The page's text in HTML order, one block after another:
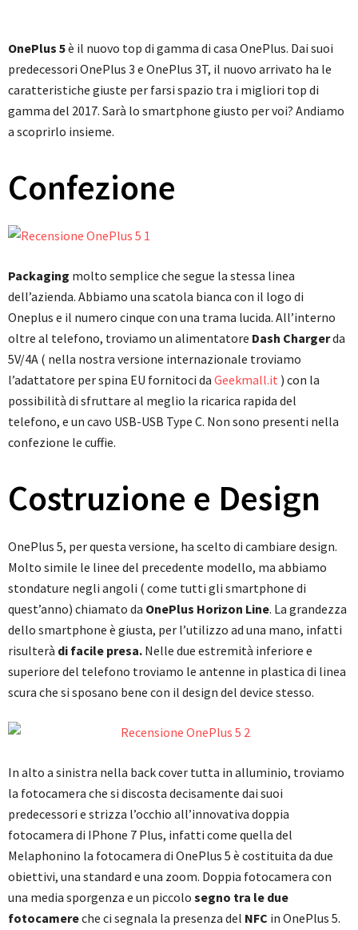
OnePlus 5è il nuovo top di gamma di casa OnePlus. Dai suoi
predecessori OnePlus 3 e OnePlus 3T, il nuovo arrivato ha le
caratteristiche giuste per farsi spazio tra i migliori top di
gamma del 2017. Sarà lo smartphone giusto per voi? Andiamo
a scoprirlo insieme.
Confezione
Packaging molto semplice che segue la stessa linea
dell’azienda. Abbiamo una scatola bianca con il logo di
Oneplus e il numero cinque con una trama lucida. All’interno
oltre al telefono, troviamo un alimentatore Dash Chargerda
5V/4A ( nella nostra versione internazionale troviamo
l’adattatore per spina EU fornitoci da Geekmall.it ) con la
possibilità di sfruttare al meglio la ricarica rapida del
telefono, e un cavo USB-USB Type C. Non sono presenti nella
confezione le cuffie.
Costruzione e Design
OnePlus 5, per questa versione, ha scelto di cambiare design.
Molto simile le linee del precedente modello, ma abbiamo
stondature negli angoli ( come tutti gli smartphone di
quest’anno) chiamato da OnePlus Horizon Line. La grandezza
dello smartphone è giusta, per l’utilizzo ad una mano, infatti
risulterà di facile presa. Nelle due estremità inferiore e
superiore del telefono troviamo le antenne in plastica di linea
scura che si sposano bene con il design del device stesso.
In alto a sinistra nella back cover tutta in alluminio, troviamo
la fotocamera che si discosta decisamente dai suoi
predecessori e strizza l’occhio all’innovativa doppia
fotocamera di IPhone 7 Plus, infatti come quella del
Melaphonino la fotocamera di OnePlus 5 è costituita da due
obiettivi, una standard e una zoom. Doppia fotocamera con
una media sporgenza e un piccolo segno tra le due
fotocamereche ci segnala la presenza del NFC in OnePlus 5.